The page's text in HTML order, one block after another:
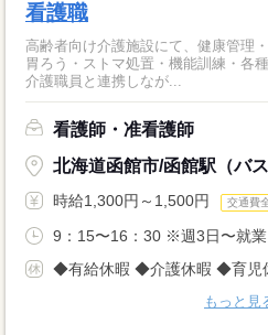
看護職
高齢者向け介護施設にて、健康管理
胃ろう・ストマ処置・機能訓練・各
介護職員と連携しなが...
看護師・准看護師
北海道函館市/函館駅（バ
時給1,300円～1,500円 交通費
9：15〜16：30 ※週3日〜就業
◆有給休暇 ◆介護休暇 ◆育児
もっと見